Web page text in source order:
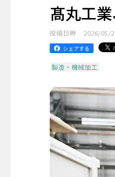
髙丸工
投稿日時 2026/05/
シェアする
製造・機械加工